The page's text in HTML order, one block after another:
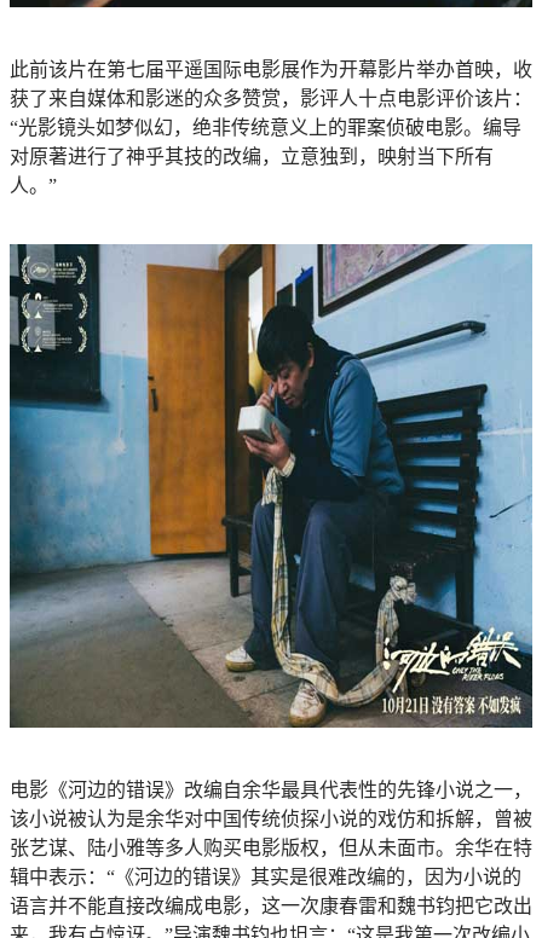
此前该片在第七届平遥国际电影展作为开幕影片举办首映，收
获了来自媒体和影迷的众多赞赏，影评人十点电影评价该片：
“光影镜头如梦似幻，绝非传统意义上的罪案侦破电影。编导
对原著进行了神乎其技的改编，立意独到，映射当下所有
人。”
电影《河边的错误》改编自余华最具代表性的先锋小说之一，
该小说被认为是余华对中国传统侦探小说的戏仿和拆解，曾被
张艺谋、陆小雅等多人购买电影版权，但从未面市。余华在特
辑中表示：“《河边的错误》其实是很难改编的，因为小说的
语言并不能直接改编成电影，这一次康春雷和魏书钧把它改出